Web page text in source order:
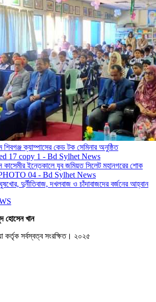
শিবগঞ্জ ক্যাম্পাসের কেড টক সেমিনার অনুষ্ঠিত
কাসেমীর ইন্তেকালে যুব জমিয়ত সিলেট মহানগরের শোক
দুর্নীতিবাজ, দখলবাজ ও চাঁদাবাজদের বর্জনের আহ্বান
হোসেন খান
কর্তৃক সর্বস্বত্ব সংরক্ষিত। ২০২৫